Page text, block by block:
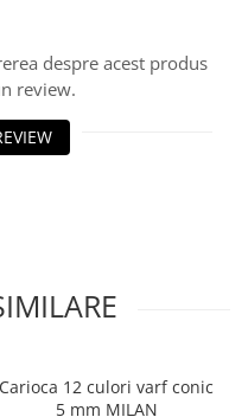
despre acest produs
review.
Carioca 12 culori varf conic
5 mm MILAN